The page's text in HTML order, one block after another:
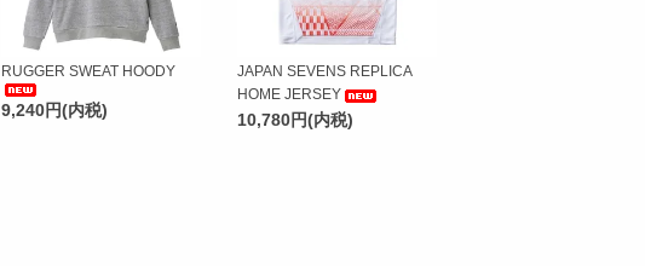
RUGGER SWEAT HOODY
9,240円(内税)
JAPAN SEVENS REPLICA
HOME JERSEY
10,780円(内税)